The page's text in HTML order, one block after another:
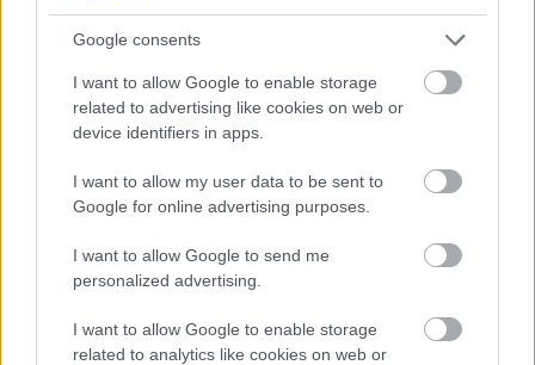
Google consents
I want to allow Google to enable storage
related to advertising like cookies on web or
device identifiers in apps.
I want to allow my user data to be sent to
Google for online advertising purposes.
I want to allow Google to send me
personalized advertising.
I want to allow Google to enable storage
related to analytics like cookies on web or